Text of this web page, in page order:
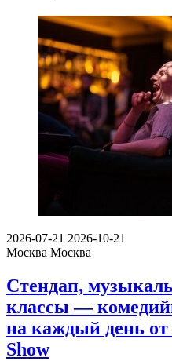
2026-07-21 2026-10-21
Москва Москва
Стендап,
классы —
на каждый день от
Show